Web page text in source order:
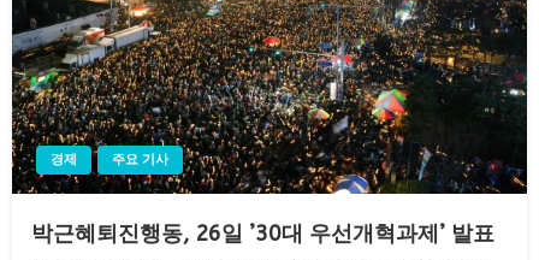
경제 주요 기사
박근혜퇴진행동, 26일 ’30대 우선개혁과제’ 발표